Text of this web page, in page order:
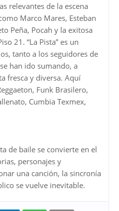
relevantes de la escena
Marco Mares, Esteban
Peña, Pocah y la exitosa
21. “La Pista” es un
tanto a los seguidores de
han ido sumando, a
fresca y diversa. Aquí
Funk Brasilero,
Cumbia Texmex,
de baile se convierte en el
personajes y
una canción, la sincronía
se vuelve inevitable.